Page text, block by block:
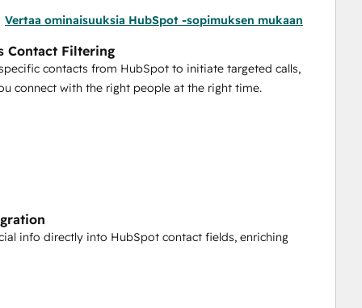
Vertaa ominaisuuksia HubSpot -sopimuksen mukaan
Contact Filtering
contacts from HubSpot to initiate targeted calls,
connect with the right people at the right time.
info directly into HubSpot contact fields, enriching